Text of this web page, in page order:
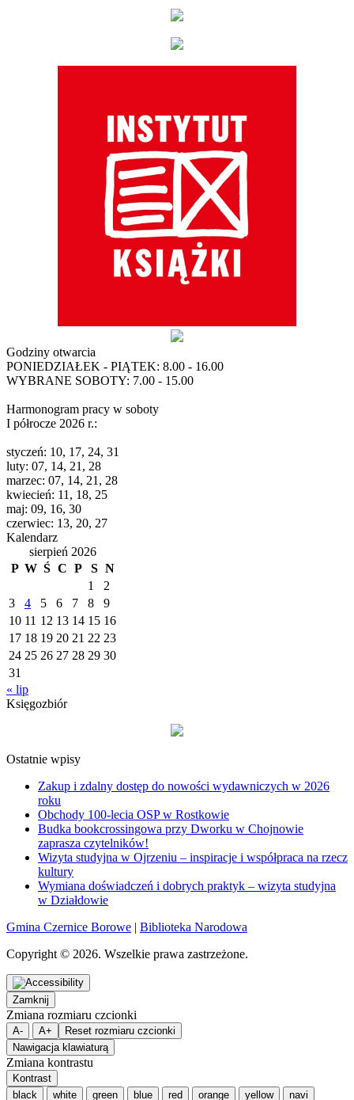
Godziny otwarcia
PONIEDZIAŁEK - PIĄTEK: 8.00 - 16.00
WYBRANE SOBOTY: 7.00 - 15.00
Harmonogram pracy w soboty
I półrocze 2026 r.:
styczeń: 10, 17, 24, 31
luty: 07, 14, 21, 28
marzec: 07, 14, 21, 28
kwiecień: 11, 18, 25
maj: 09, 16, 30
czerwiec: 13, 20, 27
Kalendarz
sierpień 2026
P W Ś C P S N
1
2
3
4 5 6 7 8
9
10 11 12 13 14 15 16
17 18 19 20 21 22 23
24 25 26 27 28 29 30
31
« lip
Księgozbiór
Ostatnie wpisy
Zakup i zdalny dostęp do nowości wydawniczych w 2026
roku
Obchody 100-lecia OSP w Rostkowie
Budka bookcrossingowa przy Dworku w Chojnowie
zaprasza czytelników!
Wizyta studyjna w Ojrzeniu – inspiracje i współpraca na rzecz
kultury
Wymiana doświadczeń i dobrych praktyk – wizyta studyjna
w Działdowie
Gmina Czernice Borowe | Biblioteka Narodowa
Copyright © 2026. Wszelkie prawa zastrzeżone.
Zamknij
Zmiana rozmiaru czcionki
A- A+
Reset rozmiaru czcionki
Nawigacja klawiaturą
Zmiana kontrastu
Kontrast
black
white green blue red orange yellow navi